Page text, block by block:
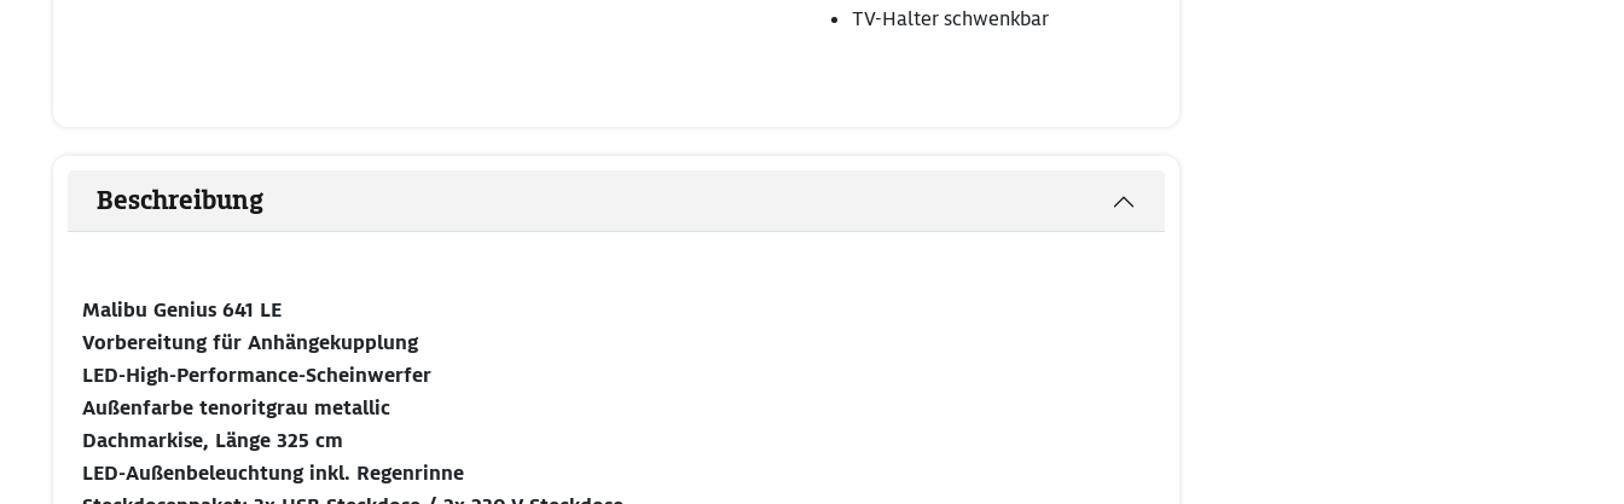
TV-Halter schwenkbar
Beschreibung
Malibu Genius 641 LE
Vorbereitung für Anhängekupplung
LED-High-Performance-Scheinwerfer
Außenfarbe tenoritgrau metallic
Dachmarkise, Länge 325 cm
LED-Außenbeleuchtung inkl. Regenrinne